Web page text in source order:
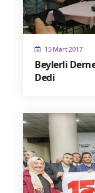
15 Mart 2017
Beylerli
Dedi